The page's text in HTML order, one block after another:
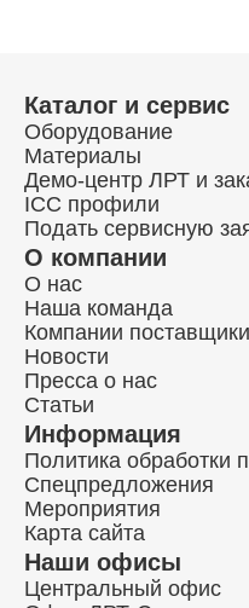
Каталог и сервис
Оборудование
Материалы
Демо-центр ЛРТ и
ICC профили
Подать сервисную
Информация
Политика обработки
Спецпредложения
Мероприятия
Карта сайта
О компании
О нас
Наша команда
Компании поставщики
Новости
Пресса о нас
Статьи
Наши офисы
Центральный офис